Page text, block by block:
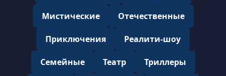
Мистические Отечественные
Приключения Реалити-шоу
Семейные Театр Триллеры